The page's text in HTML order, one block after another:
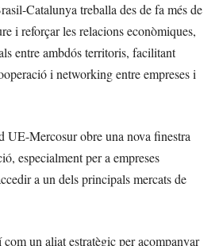
Catalunya treballa des de fa més de
i reforçar les relacions econòmiques,
entre ambdós territoris, facilitant
i networking entre empreses i
UE-Mercosur obre una nova finestra
especialment per a empreses
a un dels principals mercats de
un aliat estratègic per acompanyar